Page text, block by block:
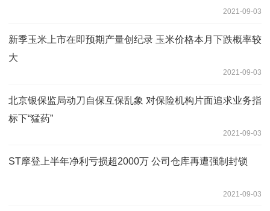
2021-09-03
新季玉米上市在即预期产量创纪录 玉米价格本月下跌概率较
大
2021-09-03
北京银保监局动刀自保互保乱象 对保险机构片面追求业务指
标下“猛药”
2021-09-03
ST摩登上半年净利亏损超2000万 公司仓库再遭强制封锁
2021-09-03